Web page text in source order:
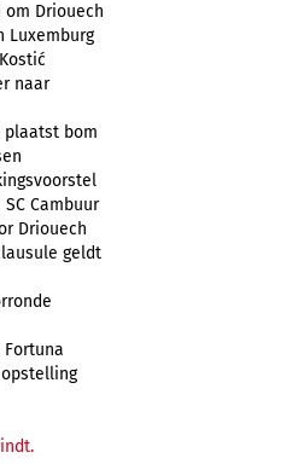
Driouech
Luxemburg
naar
bom
Cambuur
Driouech
geldt